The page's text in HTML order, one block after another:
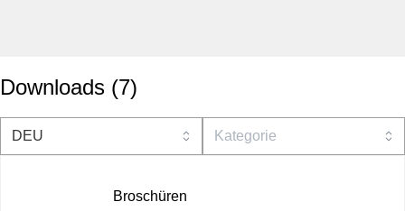
Downloads (7)
Broschüren